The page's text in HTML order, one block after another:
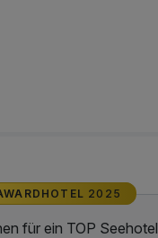
2025
für ein TOP Seehotel